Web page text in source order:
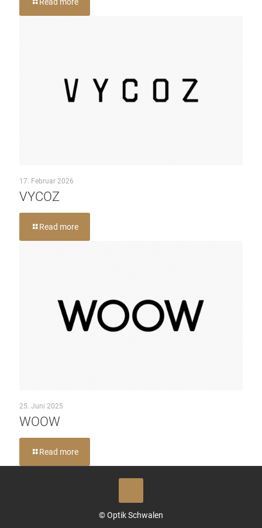
Read more
17. Februar 2026
VYCOZ
Read more
25. Juni 2025
WOOW
Read more
© Optik Schwalen